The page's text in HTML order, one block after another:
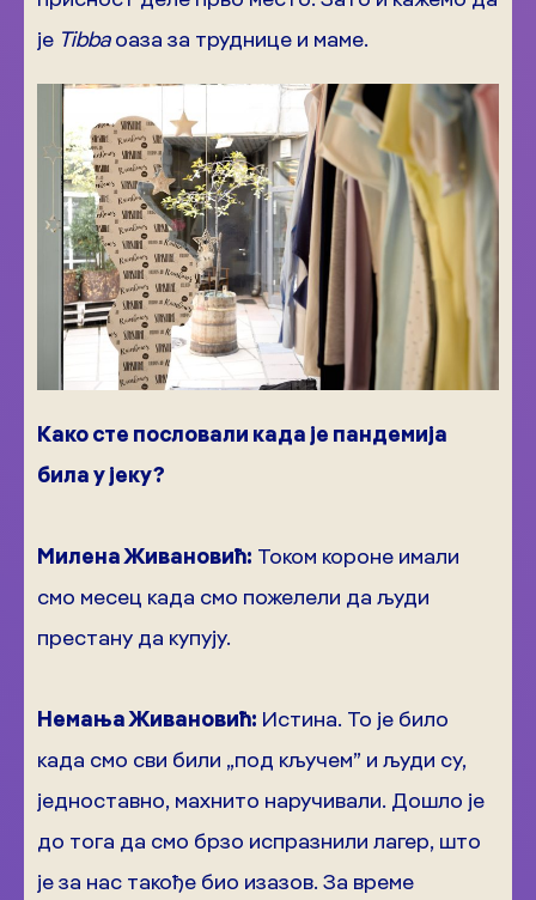
је Tibbaоаза за труднице и маме.
Како сте пословали када је пандемија
била у јеку?
Милена Живановић: Током короне имали
смо месец када смо пожелели да људи
престану да купују.
Немања Живановић: Истина. То је било
када смо сви били „под кључем” и људи су,
једноставно, махнито наручивали. Дошло је
до тога да смо брзо испразнили лагер, што
је за нас такође био изазов. За време